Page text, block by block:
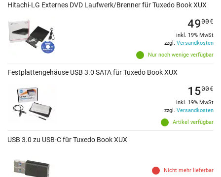
Hitachi-LG Externes DVD Laufwerk/Brenner für Tuxedo Book XUX
Nur noch wenige verfügbar
4900€
inkl. 19% MwSt
zzgl. Versandkosten
Festplattengehäuse USB 3.0 SATA für Tuxedo Book XUX
Artikel verfügbar
1500€
inkl. 19% MwSt
zzgl. Versandkosten
USB 3.0 zu USB-C für Tuxedo Book XUX
Nicht mehr lieferbar